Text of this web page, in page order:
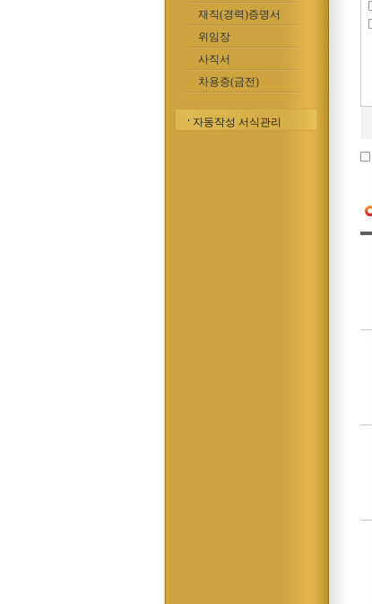
재직(경력)증명서
위임장
사직서
차용증(금전)
자동작성 서식관리